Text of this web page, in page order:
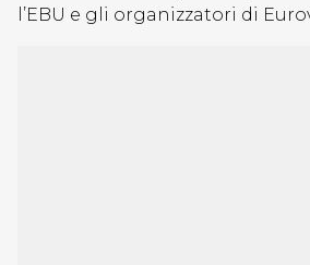
l’EBU e gli organizzatori di